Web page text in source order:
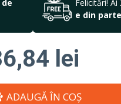
de
Felicitări! Ai
e din
lei
ADAUGĂ ÎN COŞ